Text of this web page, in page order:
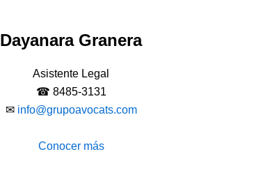
Dayanara Granera
Asistente Legal
☎ 8485-3131
✉ info@grupoavocats.com
Conocer más